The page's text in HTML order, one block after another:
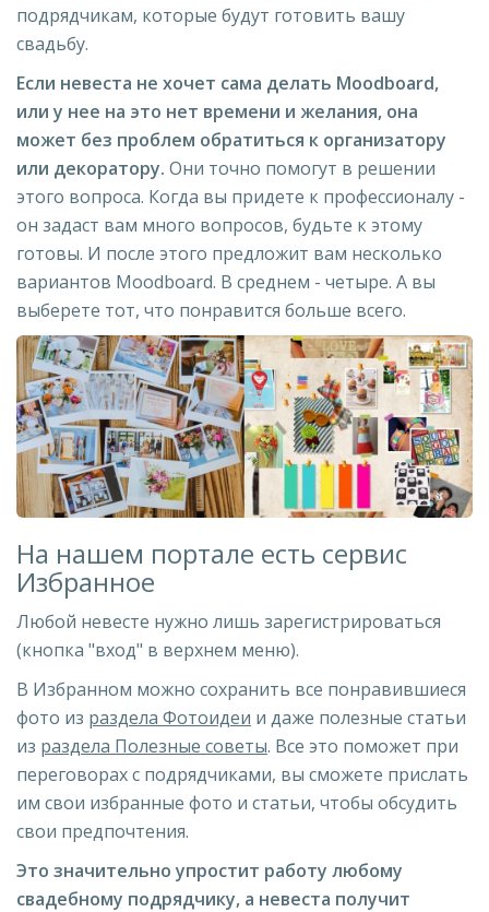
подрядчикам, которые будут готовить вашу
свадьбу.
Если невеста не хочет сама делать Moodboard,
или у нее на это нет времени и желания, она
может без проблем обратиться к организатору
или декоратору. Они точно помогут в решении
этого вопроса. Когда вы придете к профессионалу -
он задаст вам много вопросов, будьте к этому
готовы. И после этого предложит вам несколько
вариантов Moodboard. В среднем - четыре. А вы
выберете тот, что понравится больше всего.
На нашем портале есть сервис
Избранное
Любой невесте нужно лишь зарегистрироваться
(кнопка "вход" в верхнем меню).
В Избранном можно сохранить все понравившиеся
фото из раздела Фотоидеи и даже полезные статьи
из раздела Полезные советы. Все это поможет при
переговорах с подрядчиками, вы сможете прислать
им свои избранные фото и статьи, чтобы обсудить
свои предпочтения.
Это значительно упростит работу любому
свадебному подрядчику, а невеста получит